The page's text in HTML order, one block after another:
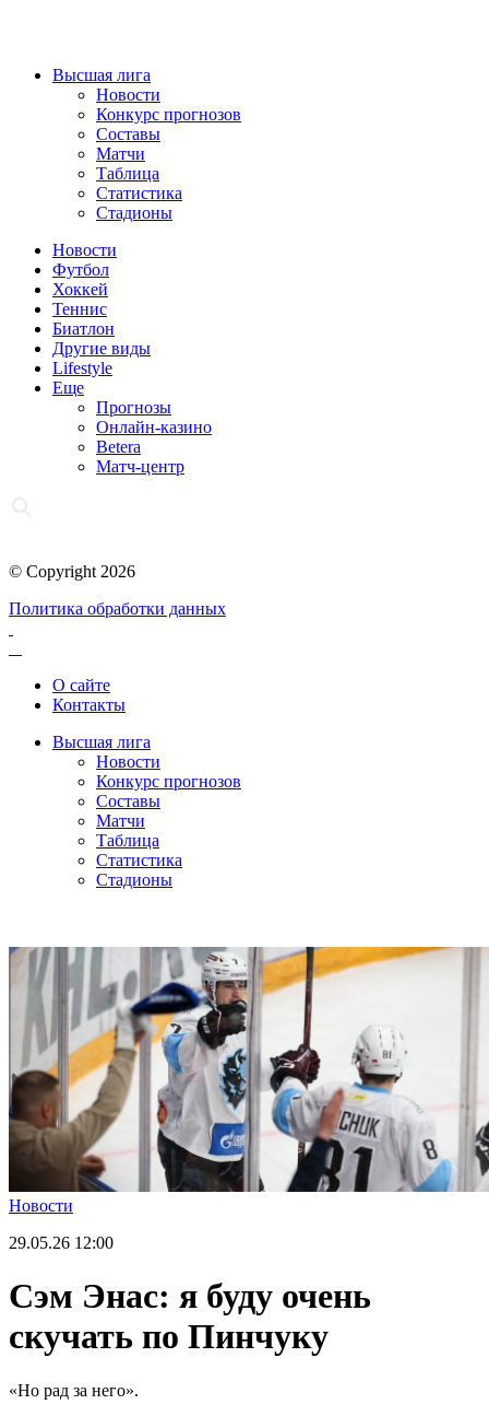
Высшая лига
Новости
Конкурс прогнозов
Составы
Матчи
Таблица
Статистика
Стадионы
Новости
Футбол
Хоккей
Теннис
Биатлон
Другие виды
Lifestyle
Еще
Прогнозы
Онлайн-казино
Betera
Матч-центр
© Copyright 2026
Политика обработки данных
О сайте
Контакты
Высшая лига
Новости
Конкурс прогнозов
Составы
Матчи
Таблица
Статистика
Стадионы
Новости
29.05.26 12:00
Сэм Энас: я буду очень
скучать по Пинчуку
«Но рад за него».